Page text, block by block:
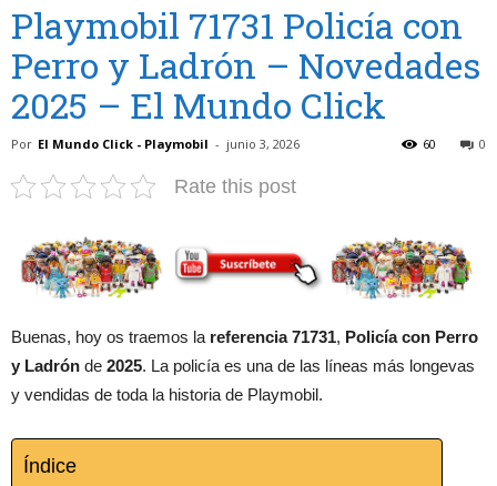
Playmobil 71731 Policía con
Perro y Ladrón – Novedades
2025 – El Mundo Click
Por El Mundo Click - Playmobil - junio 3, 2026 0
60
Rate this post
Buenas, hoy os traemos la referencia 71731, Policía con Perro
y Ladrón de 2025. La policía es una de las líneas más longevas
y vendidas de toda la historia de Playmobil.
Índice